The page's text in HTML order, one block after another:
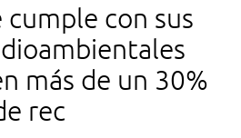
con sus
más de un 30%
rec